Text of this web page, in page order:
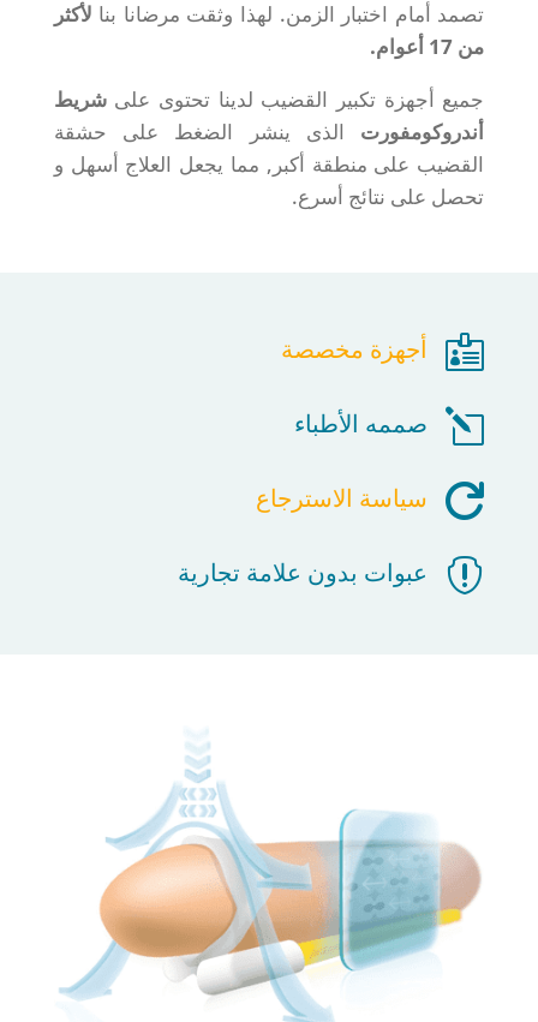
تصمد أمام اختبار الزمن. لهذا وثقت مرضانا بنا لأكثر
من 17 أعوام.
جميع أجهزة تكبير القضيب لدينا تحتوى علىشريط
أندروكومفورت الذى ينشر الضغط على حشقة
القضيب على منطقة أكبر, مما يجعل العلاج أسهل و
تحصل على نتائج أسرع.
 أجهزة مخصصة
l صممه الأطباء
 سياسة الاسترجاع
 عبوات بدون علامة تجارية